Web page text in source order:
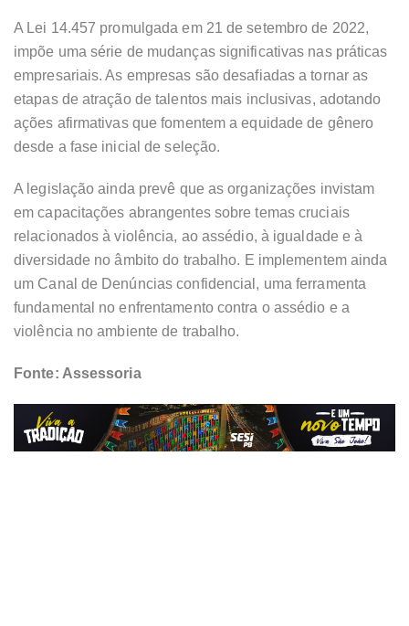
A Lei 14.457 promulgada em 21 de setembro de 2022,
impõe uma série de mudanças significativas nas práticas
empresariais. As empresas são desafiadas a tornar as
etapas de atração de talentos mais inclusivas, adotando
ações afirmativas que fomentem a equidade de gênero
desde a fase inicial de seleção.
A legislação ainda prevê que as organizações invistam
em capacitações abrangentes sobre temas cruciais
relacionados à violência, ao assédio, à igualdade e à
diversidade no âmbito do trabalho. E implementem ainda
um Canal de Denúncias confidencial, uma ferramenta
fundamental no enfrentamento contra o assédio e a
violência no ambiente de trabalho.
Fonte: Assessoria